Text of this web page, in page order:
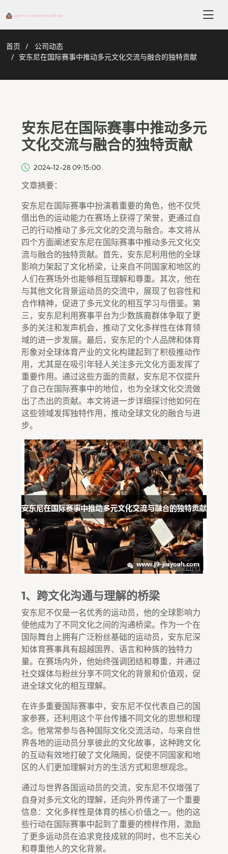
首页
公司动态
安东尼在国际赛事中推动多元文化交流与融合的独特贡献
安东尼在国际赛事中推动多元
文化交流与融合的独特贡献
2024-12-28 09:15:00
文章摘要：
安东尼在国际赛事中扮演着重要的角色，他不仅凭
借出色的运动能力在赛场上获得了荣誉，更通过自
己的行动推动了多元文化的交流与融合。本文将从
四个方面阐述安东尼在国际赛事中推动多元文化交
流与融合的独特贡献。首先，安东尼利用他的全球
影响力架起了文化桥梁，让来自不同国家和地区的
人们在赛场外也能够相互理解和尊重。其次，他在
与其他文化背景运动员的交流中，展现了包容性和
合作精神，促进了多元文化的相互学习与借鉴。第
三，安东尼利用赛事平台为少数族裔群体争取了更
多的关注和发声机会，推动了文化多样性在体育领
域的进一步发展。最后，安东尼的个人品牌和体育
形象对全球体育产业的文化构建起到了积极推动作
用，尤其是在吸引年轻人关注多元文化方面发挥了
重要作用。通过这些方面的贡献，安东尼不仅提升
了自己在国际赛事中的地位，也为全球文化交流做
出了杰出的贡献。本文将进一步详细探讨他如何在
这些领域发挥独特作用，推动全球文化的融合与进
步。
1、跨文化沟通与理解的桥梁
安东尼不仅是一名优秀的运动员，他的全球影响力
使他成为了不同文化之间的沟通桥梁。作为一个在
国际舞台上拥有广泛粉丝基础的运动员，安东尼深
知体育赛事具有超越国界、语言和种族的独特力
量。在赛场内外，他始终强调团结和尊重，并通过
社交媒体与粉丝分享不同文化的背景和价值观，促
进全球文化的相互理解。
在许多重要国际赛事中，安东尼不仅代表自己的国
家参赛，还利用这个平台传播不同文化的思想和理
念。他常常参与各种国际文化交流活动，与来自世
界各地的运动员分享彼此的文化故事，这种跨文化
的互动有效地打破了文化隔阂，促使不同国家和地
区的人们更加理解对方的生活方式和思想观念。
通过与世界各国运动员的交流，安东尼不仅增强了
自身对多元文化的理解，还向外界传递了一个重要
信息：文化多样性是体育的核心价值之一。他的这
些行动在国际赛事中起到了重要的榜样作用，激励
了更多运动员在追求竞技成就的同时，也不忘关心
和尊重他人的文化背景。